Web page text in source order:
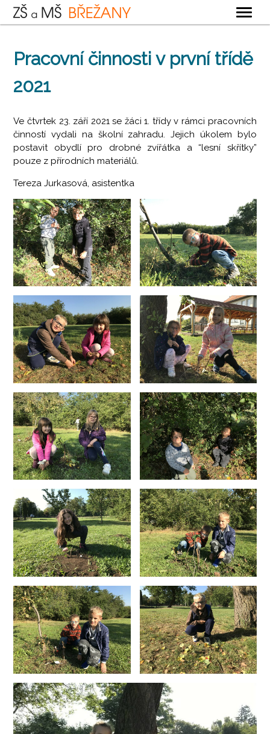
ZÁKLADNÍ ŠKOLA
ŠKOLNÍ JÍDELNA
KONTAKTY
Pracovní činnosti v první třídě
2021
Ve čtvrtek 23. září 2021 se žáci 1. třídy v rámci pracovních
činností vydali na školní zahradu. Jejich úkolem bylo
postavit obydlí pro drobné zvířátka a “lesní skřítky”
pouze z přírodních materiálů.
Tereza Jurkasová, asistentka